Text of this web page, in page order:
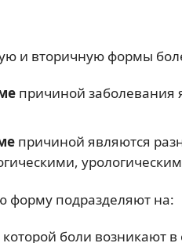
и вторичную формы
причиной заболевания
причиной являются
форму подразделяют на:
боли возникают